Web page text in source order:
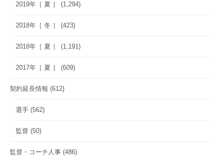
2019年［ 夏 ］ (1,294)
2018年［ 冬 ］ (423)
2018年［ 夏 ］ (1,191)
2017年［ 夏 ］ (609)
契約延長情報 (612)
選手 (562)
監督 (50)
監督・コーチ人事 (486)